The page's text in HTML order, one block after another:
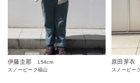
伊藤圭那
154cm
スノーピーク福山
原田芽衣
スノーピー